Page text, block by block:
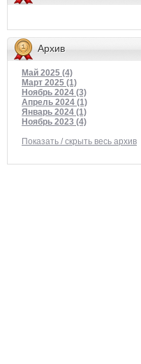
Архив
Май 2025 (4)
Март 2025 (1)
Ноябрь 2024 (3)
Апрель 2024 (1)
Январь 2024 (1)
Ноябрь 2023 (4)
Показать / скрыть весь архив